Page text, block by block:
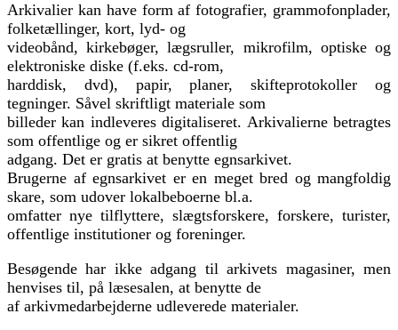
Arkivalier kan have form af fotografier, grammofonplader,
folketællinger, kort, lyd- og
videobånd, kirkebøger, lægsruller, mikrofilm, optiske og
elektroniske diske (f.eks. cd-rom,
harddisk, dvd), papir, planer, skifteprotokoller og
tegninger. Såvel skriftligt materiale som
billeder kan indleveres digitaliseret. Arkivalierne betragtes
som offentlige og er sikret offentlig
adgang. Det er gratis at benytte egnsarkivet.
Brugerne af egnsarkivet er en meget bred og mangfoldig
skare, som udover lokalbeboerne bl.a.
omfatter nye tilflyttere, slægtsforskere, forskere, turister,
offentlige institutioner og foreninger.
Besøgende har ikke adgang til arkivets magasiner, men
henvises til, på læsesalen, at benytte de
af arkivmedarbejderne udleverede materialer.